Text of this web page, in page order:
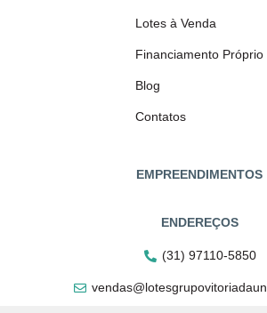
Lotes à Venda
Financiamento Próprio
Blog
Contatos
EMPREENDIMENTOS
ENDEREÇOS
(31) 97110-5850